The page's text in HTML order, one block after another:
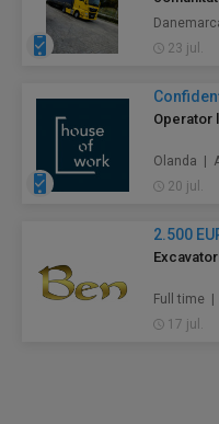
23 jul.
Operator
20 jul.
2.500
17 jul.